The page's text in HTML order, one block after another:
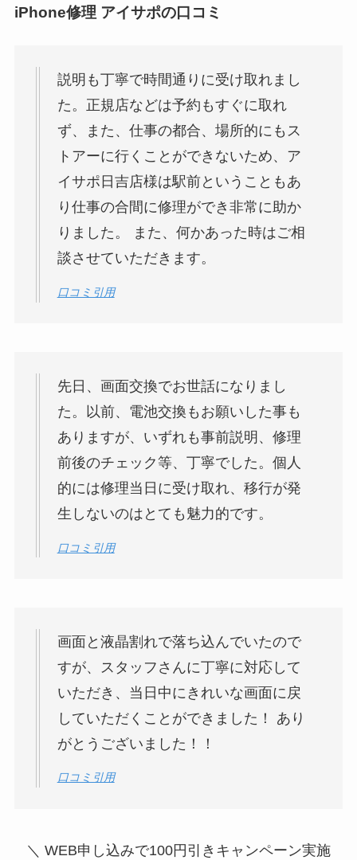
iPhone修理 アイサポの口コミ
説明も丁寧で時間通りに受け取れまし
た。正規店などは予約もすぐに取れ
ず、また、仕事の都合、場所的にもス
トアーに行くことができないため、ア
イサポ日吉店様は駅前ということもあ
り仕事の合間に修理ができ非常に助か
りました。 また、何かあった時はご相
談させていただきます。
口コミ引用
先日、画面交換でお世話になりまし
た。以前、電池交換もお願いした事も
ありますが、いずれも事前説明、修理
前後のチェック等、丁寧でした。個人
的には修理当日に受け取れ、移行が発
生しないのはとても魅力的です。
口コミ引用
画面と液晶割れで落ち込んでいたので
すが、スタッフさんに丁寧に対応して
いただき、当日中にきれいな画面に戻
していただくことができました！ あり
がとうございました！！
口コミ引用
＼ WEB申し込みで100円引きキャンペーン実施